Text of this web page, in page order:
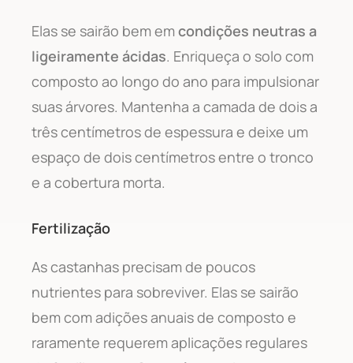
Elas se sairão bem emcondições neutras a
ligeiramente ácidas. Enriqueça o solo com
composto ao longo do ano para impulsionar
suas árvores. Mantenha a camada de dois a
três centímetros de espessura e deixe um
espaço de dois centímetros entre o tronco
e a cobertura morta.
Fertilização
As castanhas precisam de poucos
nutrientes para sobreviver. Elas se sairão
bem com adições anuais de composto e
raramente requerem aplicações regulares